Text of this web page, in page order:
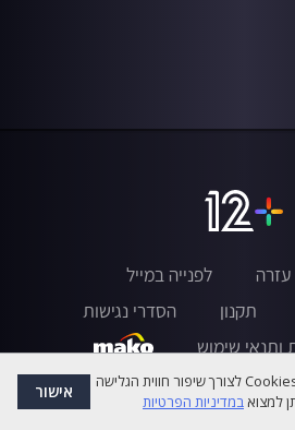
עזרה
לפנייה במייל
תקנון
הסדרי נגישות
ותנאי שימוש
לידיעתך, אנו משתמשים בקבצי Cookies לצורך שיפור חווית הגלישה
למצואבמדיניות הפרטיות אישור